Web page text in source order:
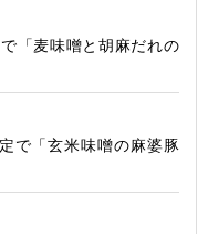
「麦味噌と胡麻だれの
で「玄米味噌の麻婆豚